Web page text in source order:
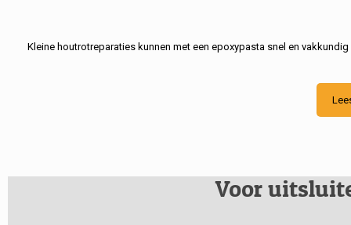
Kleine houtrotreparaties kunnen met een epoxypasta snel en
Voor